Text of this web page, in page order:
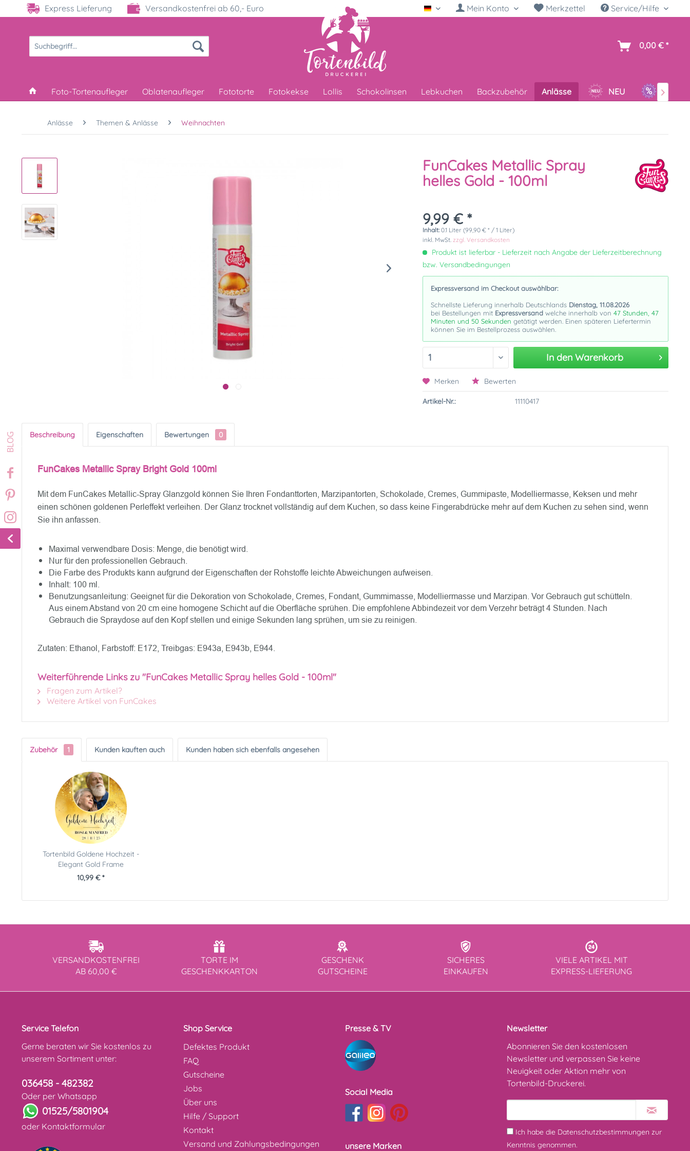
Express Lieferung Versandkostenfrei ab 60,- Euro Deutsch Mein Konto Merkzettel Service/Hilfe
0,00 € *
Foto-Tortenaufleger Oblatenaufleger Fototorte Fotokekse Lollis Schokolinsen Lebkuchen Backzubehör Anlässe NEU SALE

Anlässe Themen & Anlässe Weihnachten
FunCakes Metallic Spray
helles Gold - 100ml
9,99 € *
Inhalt:0.1 Liter (99,90 € * / 1 Liter)
inkl. MwSt.zzgl. Versandkosten
Produkt ist lieferbar - Lieferzeit nach Angabe der Lieferzeitberechnung
bzw. Versandbedingungen
Expressversand im Checkout auswählbar:
Schnellste Lieferung innerhalb Deutschlands Dienstag, 11.08.2026
bei Bestellungen mit Expressversand welche innerhalb von47 Stunden, 47
Minuten und 49 Sekunden getätigt werden. Einen späteren Liefertermin
können Sie im Bestellprozess auswählen.
In den Warenkorb
Merken Bewerten
Artikel-Nr.: 11110417
Beschreibung Eigenschaften Bewertungen 0
FunCakes Metallic Spray Bright Gold 100ml
Mit dem FunCakes Metallic-Spray Glanzgold können Sie Ihren Fondanttorten, Marzipantorten, Schokolade, Cremes, Gummipaste, Modelliermasse, Keksen und mehr
einen schönen goldenen Perleffekt verleihen. Der Glanz trocknet vollständig auf dem Kuchen, so dass keine Fingerabdrücke mehr auf dem Kuchen zu sehen sind, wenn
Sie ihn anfassen.
Maximal verwendbare Dosis: Menge, die benötigt wird.
Nur für den professionellen Gebrauch.
Die Farbe des Produkts kann aufgrund der Eigenschaften der Rohstoffe leichte Abweichungen aufweisen.
Inhalt: 100 ml.
Benutzungsanleitung: Geeignet für die Dekoration von Schokolade, Cremes, Fondant, Gummimasse, Modelliermasse und Marzipan. Vor Gebrauch gut schütteln.
Aus einem Abstand von 20 cm eine homogene Schicht auf die Oberfläche sprühen. Die empfohlene Abbindezeit vor dem Verzehr beträgt 4 Stunden. Nach
Gebrauch die Spraydose auf den Kopf stellen und einige Sekunden lang sprühen, um sie zu reinigen.
Zutaten: Ethanol, Farbstoff: E172, Treibgas: E943a, E943b, E944.
Weiterführende Links zu "FunCakes Metallic Spray helles Gold - 100ml"
Fragen zum Artikel?
Weitere Artikel von FunCakes
Zubehör 1 Kunden kauften auch Kunden haben sich ebenfalls angesehen
Tortenbild Goldene Hochzeit -
Elegant Gold Frame
10,99 € *
VERSANDKOSTENFREI
AB 60,00 €
TORTE IM
GESCHENKKARTON
GESCHENK
GUTSCHEINE
SICHERES
EINKAUFEN
VIELE ARTIKEL MIT
EXPRESS-LIEFERUNG
Service Telefon
Gerne beraten wir Sie kostenlos zu
unserem Sortiment unter:
036458 - 482382
Oder per Whatsapp
01525/5801904
oder Kontaktformular
Shop Service
Defektes Produkt
FAQ
Gutscheine
Jobs
Über uns
Hilfe / Support
Kontakt
Versand und Zahlungsbedingungen
Presse & TV
Social Media
unsere Marken
Newsletter
Abonnieren Sie den kostenlosen
Newsletter und verpassen Sie keine
Neuigkeit oder Aktion mehr von
Tortenbild-Druckerei.
Ich habe die Datenschutzbestimmungen zur
Kenntnis genommen.